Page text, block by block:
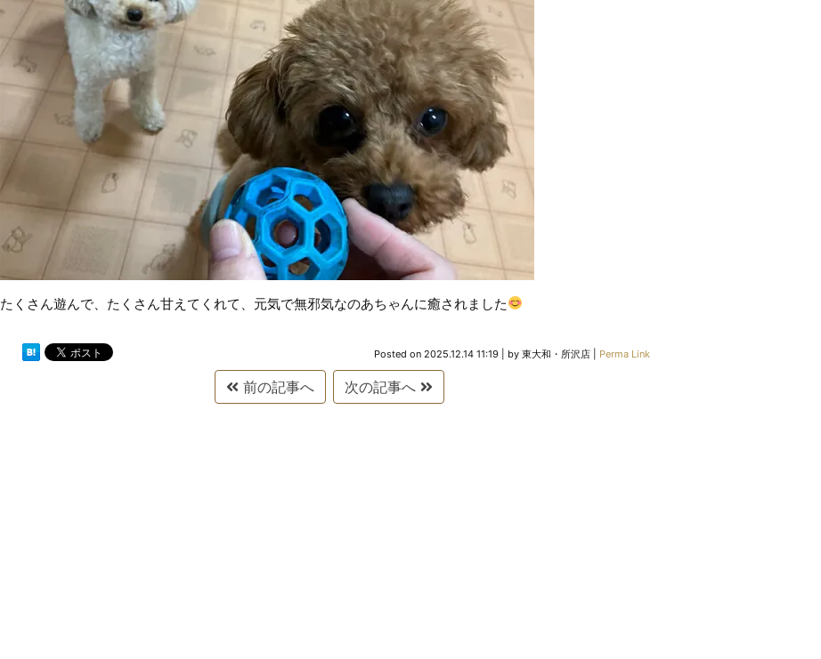
たくさん遊んで、たくさん甘えてくれて、元気で無邪気なのあちゃんに癒されました
Posted on 2025.12.14 11:19 by 東大和・所沢店 Perma Link
前の記事へ 次の記事へ